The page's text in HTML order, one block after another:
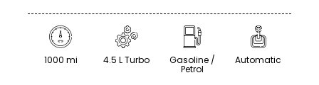
1000 mi 4.5 L Turbo Gasoline /
Petrol
Automatic